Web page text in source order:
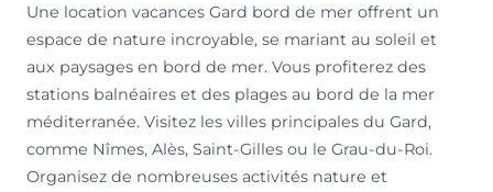
Une location vacances Gard bord de mer offrent un
espace de nature incroyable, se mariant au soleil et
aux paysages en bord de mer. Vous profiterez des
stations balnéaires et des plages au bord de la mer
méditerranée. Visitez les villes principales du Gard,
comme Nîmes, Alès, Saint-Gilles ou le Grau-du-Roi.
Organisez de nombreuses activités nature et